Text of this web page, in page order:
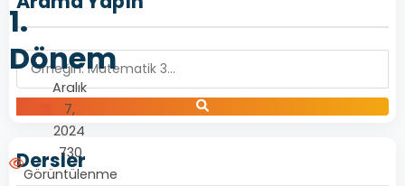
1.
Dönem
Aralık
7,
2024
730
Görüntülenme
Dersler